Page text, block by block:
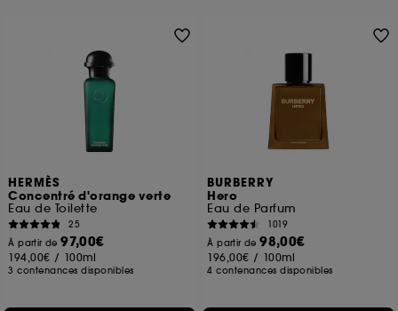
HERMÈS
Concentré d'orange verte
Eau de Toilette
25
À partir de97,00€
194,00€ / 100ml
3 contenances disponibles
BURBERRY
Hero
Eau de Parfum
1019
À partir de98,00€
196,00€ / 100ml
4 contenances disponibles